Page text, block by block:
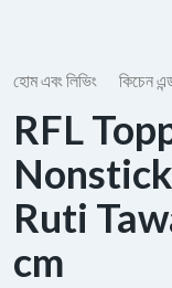
হোম এবং লিভিং কিচেন
RFL
Ruti
cm